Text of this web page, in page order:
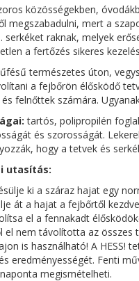
közösségekben,
megszabadulni, mert a
serkéket raknak, melyek
a fertőzés sikeres
természetes úton,
a fejbőrön élősködő
felnőttek számára.
tartós, polipropilén
és szorosságát.
hogy a tetvek és
utasítás:
ki a száraz hajat egy
át a hajat a fejbőrtől
el a fennakadt
el nem távolította az összes
is használható! A HESS!
eredményességét. Fenti
megismételheti.